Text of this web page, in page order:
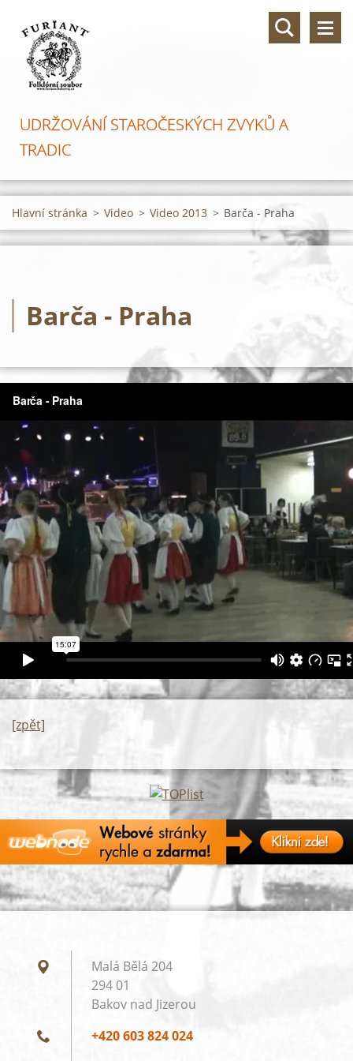
UDRŽOVÁNÍ STAROČESKÝCH ZVYKŮ A
TRADIC
Hlavní stránka > Video > Video 2013 > Barča - Praha
Barča - Praha
[zpět]
Malá Bělá 204
294 01
Bakov nad Jizerou
+420 603 824 024